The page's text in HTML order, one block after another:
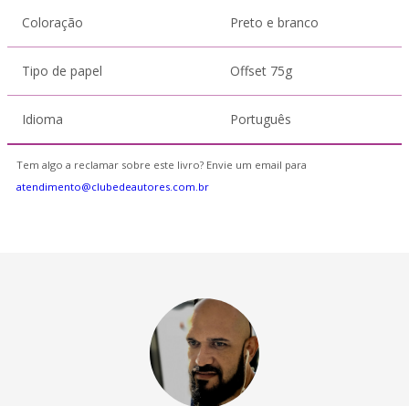
Coloração Preto e branco
Tipo de papel Offset 75g
Idioma Português
Tem algo a reclamar sobre este livro? Envie um email para
atendimento@clubedeautores.com.br